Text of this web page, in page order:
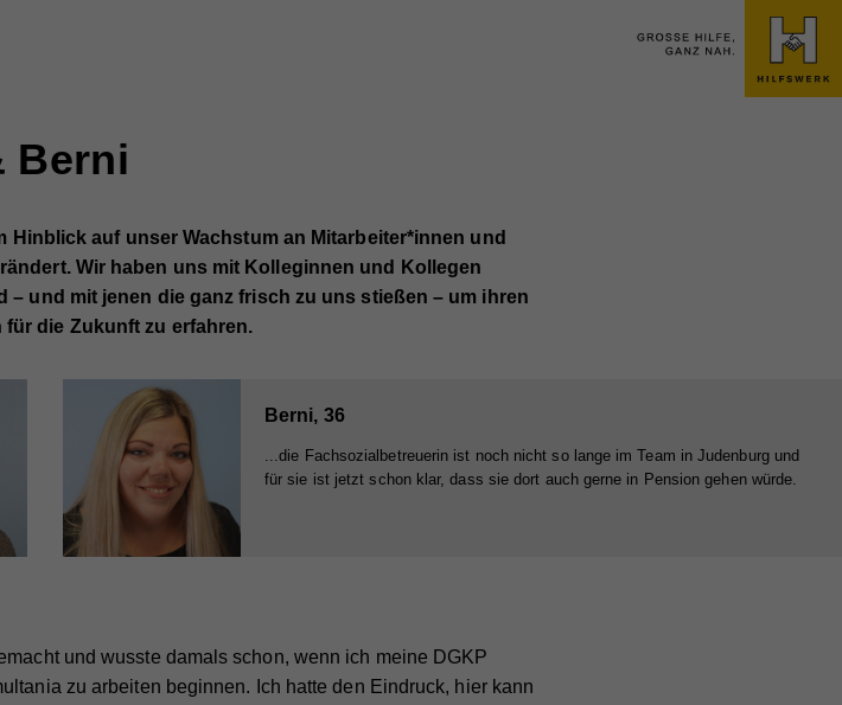
Berni
Hinblick auf unser Wachstum an Mitarbeiter*innen und
Wir haben uns mit Kolleginnen und Kollegen
und mit jenen die ganz frisch zu uns stießen – um ihren
die Zukunft zu erfahren.
Berni, 36
...die Fachsozialbetreuerin ist noch nicht so lange im Team in Judenburg und
für sie ist jetzt schon klar, dass sie dort auch gerne in Pension gehen würde.
und wusste damals schon, wenn ich meine DGKP
zu arbeiten beginnen. Ich hatte den Eindruck, hier kann